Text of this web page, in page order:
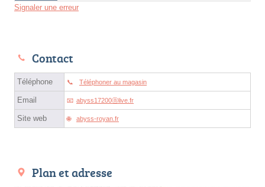
Signaler une erreur
Contact
Téléphone Téléphoner au magasin
Email abyss17200ⓐlive.fr
Site web abyss-royan.fr
Plan et adresse